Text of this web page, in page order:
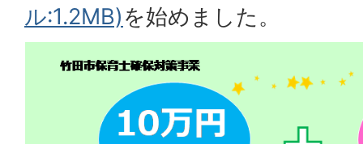
ル:1.2MB)を始めました。